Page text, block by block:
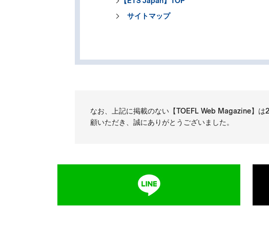
サイトマップ
なお、上記に掲載のない【TOEFL Web Magazine】
顧いただき、誠にありがとうございました。